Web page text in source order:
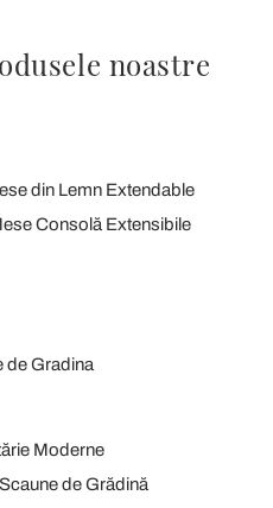
noastre
din Lemn Extendable
Consolă Extensibile
de Gradina
Moderne
Scaune de Grădină